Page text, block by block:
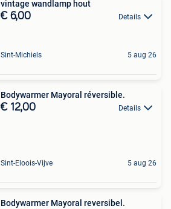
vintage wandlamp hout
€ 6,00 Details
Sint-Michiels 5 aug 26
Bodywarmer Mayoral réversible.️
€ 12,00 Details
Sint-Eloois-Vijve 5 aug 26
Bodywarmer Mayoral reversibel.